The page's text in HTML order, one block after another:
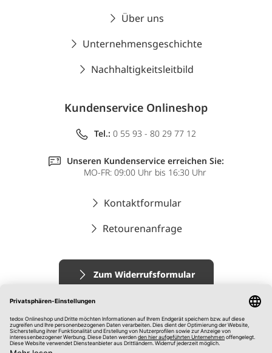
Über uns
Unternehmensgeschichte
Nachhaltigkeitsleitbild
Kundenservice Onlineshop
Tel.: 0 55 93 - 80 29 77 12
Unseren Kundenservice erreichen Sie:
MO-FR: 09:00 Uhr bis 16:30 Uhr
Kontaktformular
Retourenanfrage
Zum Widerrufsformular
Impressum
AGB